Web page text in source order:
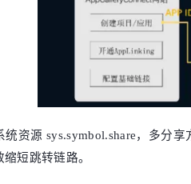
资源 sys.symbol.share，多分
短跳转链路。